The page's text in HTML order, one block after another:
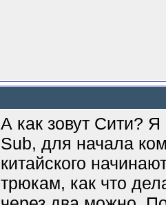
А как зовут Сити?
Sub, для начала
китайского
трюкам, как что